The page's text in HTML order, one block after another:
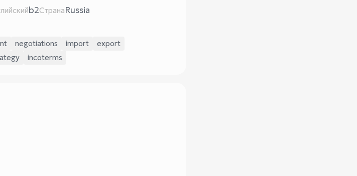
b2СтранаRussia
negotiations import
export
incoterms